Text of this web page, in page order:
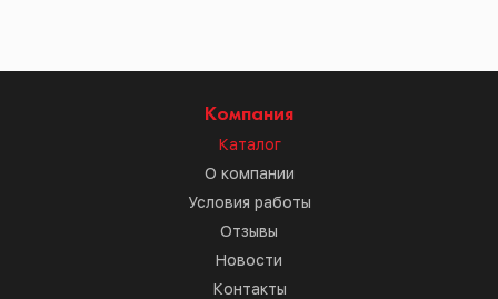
Компания
Каталог
О компании
Условия работы
Отзывы
Новости
Контакты